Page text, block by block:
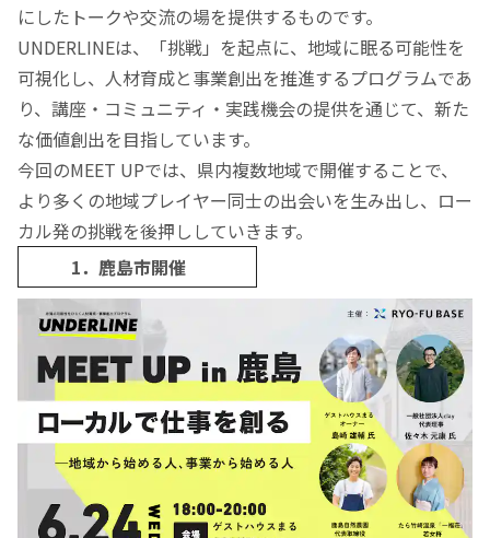
にしたトークや交流の場を提供するものです。
UNDERLINEは、「挑戦」を起点に、地域に眠る可能性を
可視化し、人材育成と事業創出を推進するプログラムであ
り、講座・コミュニティ・実践機会の提供を通じて、新た
な価値創出を目指しています。
今回のMEET UPでは、県内複数地域で開催することで、
より多くの地域プレイヤー同士の出会いを生み出し、ロー
カル発の挑戦を後押ししていきます。
1．鹿島市開催